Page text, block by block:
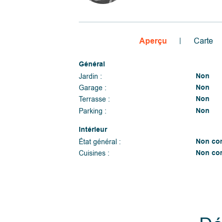
Aperçu Carte
Général
Jardin : Non
Garage : Non
Terrasse : Non
Parking :
Non
Intérieur
État général : Non
Cuisines : Non